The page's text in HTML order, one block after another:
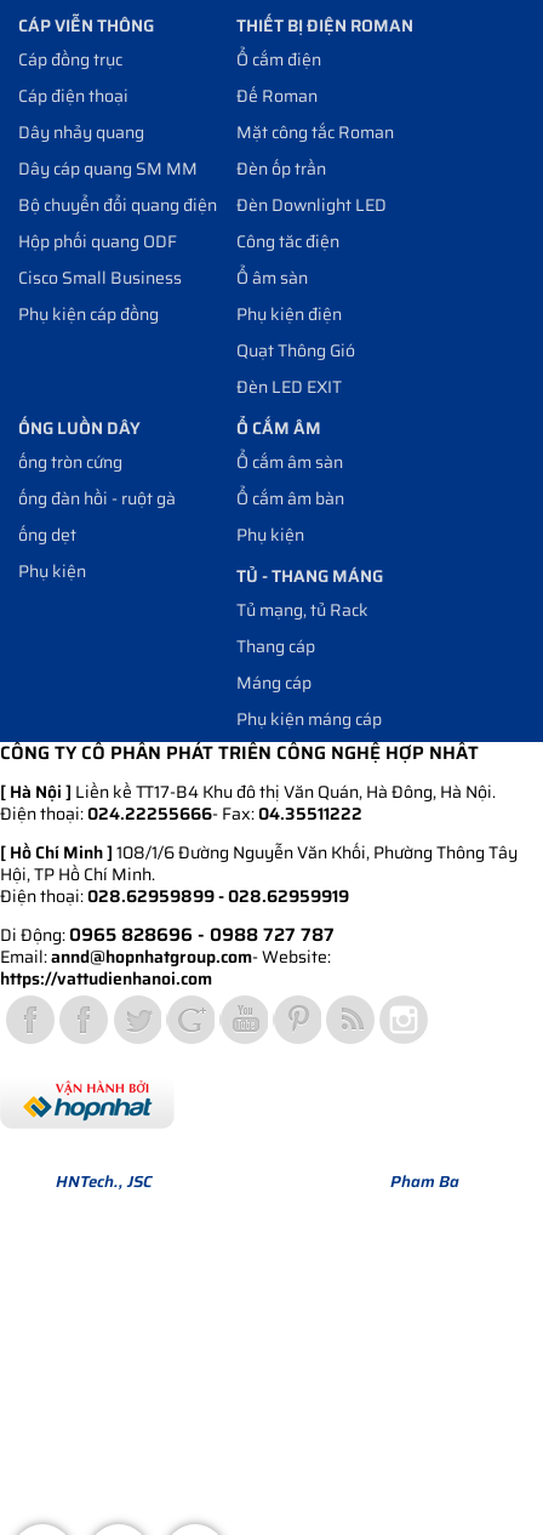
CÁP VIỄN THÔNG
Cáp đồng trục
Cáp điện thoại
Dây nhảy quang
Dây cáp quang SM MM
Bộ chuyển đổi quang điện
Hộp phối quang ODF
Cisco Small Business
Phụ kiện cáp đồng
THIẾT BỊ ĐIỆN ROMAN
Ổ cắm điện
Đế Roman
Mặt công tắc Roman
Đèn ốp trần
Đèn Downlight LED
Công tăc điện
Ổ âm sàn
Phụ kiện điện
Quạt Thông Gió
Đèn LED EXIT
ỐNG LUỒN DÂY
ống tròn cứng
ống đàn hồi - ruột gà
ống dẹt
Phụ kiện
Ổ CẮM ÂM
Ổ cắm âm sàn
Ổ cắm âm bàn
Phụ kiện
TỦ - THANG MÁNG
Tủ mạng, tủ Rack
Thang cáp
Máng cáp
Phụ kiện máng cáp
CÔNG TY CỔ PHẦN PHÁT TRIỂN CÔNG NGHỆ HỢP NHẤT
[ Hà Nội ] Liền kề TT17-B4 Khu đô thị Văn Quán, Hà Đông, Hà Nội.
Điện thoại:024.22255666- Fax:04.35511222
[ Hồ Chí Minh ]108/1/6 Đường Nguyễn Văn Khối, Phường Thông Tây
Hội, TP Hồ Chí Minh.
Điện thoại:028.62959899 - 028.62959919
Di Động:0965 828696 - 0988 727 787
Email:annd@hopnhatgroup.com- Website:
https://vattudienhanoi.com
HNTech., JSC Pham Ba